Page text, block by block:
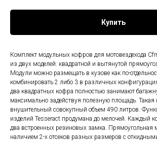
Купить
Комплект модульных кофров для мотовездехода
из двух моделей: квадратной и вытянутой
Модули можно размещать в кузове как по-
комбинировать 2 либо 3 в различных
два квадратных кофра полностью занимают
максимально задействуя полезную площадь. Такая
внушительный совокупный объем 490 литров.
изделий Tesseract продумана до мелочей. Каждый
два встроенных резиновых замка. Прямоугольная
наличием 2-х отсеков разных размеров с